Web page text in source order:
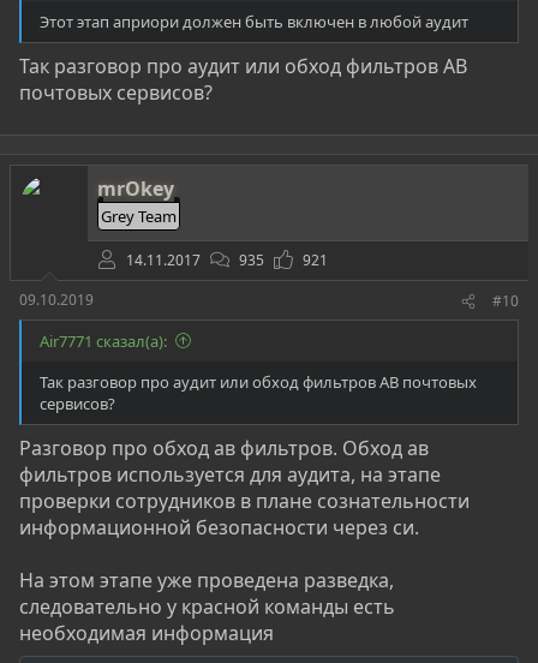
Этот этап априори должен быть включен в любой аудит
Так разговор про аудит или обход фильтров АВ
почтовых сервисов?
mrOkey
Grey Team
14.11.2017 935
921
09.10.2019
#10
Air7771 сказал(а):
Так разговор про аудит или обход фильтров АВ почтовых
сервисов?
Разговор про обход ав фильтров. Обход ав
фильтров используется для аудита, на этапе
проверки сотрудников в плане сознательности
информационной безопасности через си.
На этом этапе уже проведена разведка,
следовательно у красной команды есть
необходимая информация